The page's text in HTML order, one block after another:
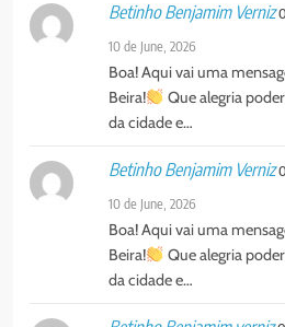
encontro
Diocese de
PORTUGUÊS
“Um
Cristo
organização
Padre
MERCADO
Betinho Benjamim Verniz
10 de June, 2026
Boa! Aqui vai uma
Beira!
Que alegria
da cidade e…
Betinho Benjamim Verniz
10 de June, 2026
Boa! Aqui vai uma
Beira!
Que alegria
da cidade e…